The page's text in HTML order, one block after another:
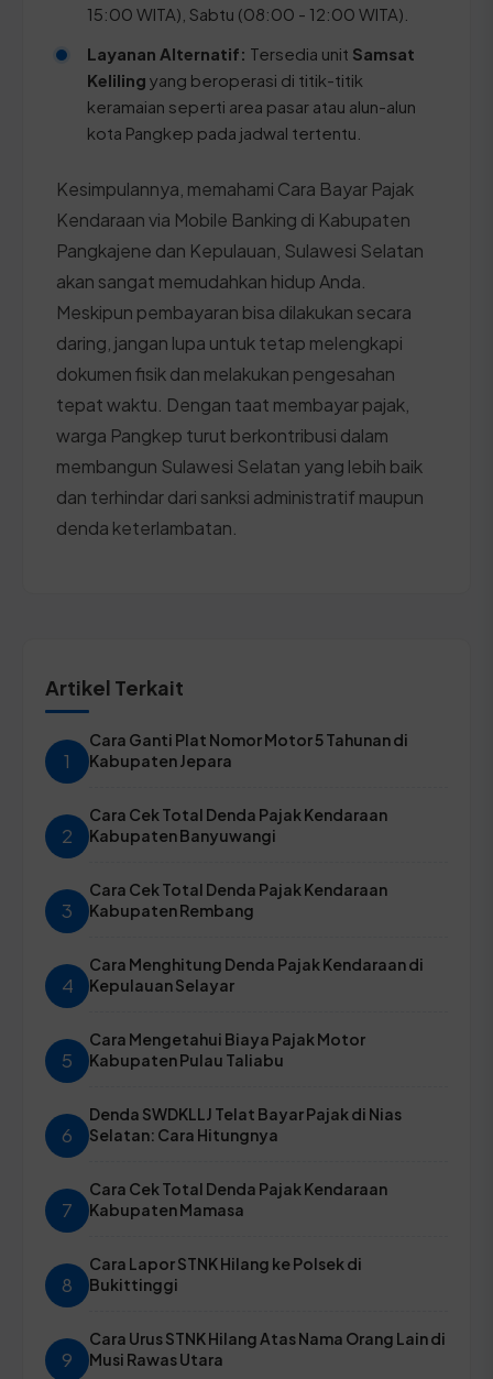
15:00 WITA), Sabtu (08:00 - 12:00 WITA).
Layanan Alternatif: Tersedia unit Samsat
Keliling yang beroperasi di titik-titik
keramaian seperti area pasar atau alun-alun
kota Pangkep pada jadwal tertentu.
Kesimpulannya, memahami Cara Bayar Pajak
Kendaraan via Mobile Banking di Kabupaten
Pangkajene dan Kepulauan, Sulawesi Selatan
akan sangat memudahkan hidup Anda.
Meskipun pembayaran bisa dilakukan secara
daring, jangan lupa untuk tetap melengkapi
dokumen fisik dan melakukan pengesahan
tepat waktu. Dengan taat membayar pajak,
warga Pangkep turut berkontribusi dalam
membangun Sulawesi Selatan yang lebih baik
dan terhindar dari sanksi administratif maupun
denda keterlambatan.
Artikel Terkait
1
Cara Ganti Plat Nomor Motor 5 Tahunan di
Kabupaten Jepara
2
Cara Cek Total Denda Pajak Kendaraan
Kabupaten Banyuwangi
3
Cara Cek Total Denda Pajak Kendaraan
Kabupaten Rembang
4
Cara Menghitung Denda Pajak Kendaraan di
Kepulauan Selayar
5
Cara Mengetahui Biaya Pajak Motor
Kabupaten Pulau Taliabu
6
Denda SWDKLLJ Telat Bayar Pajak di Nias
Selatan: Cara Hitungnya
7
Cara Cek Total Denda Pajak Kendaraan
Kabupaten Mamasa
8
Cara Lapor STNK Hilang ke Polsek di
Bukittinggi
9
Cara Urus STNK Hilang Atas Nama Orang Lain di
Musi Rawas Utara